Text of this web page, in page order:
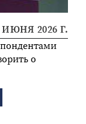
ИЮНЯ 2026 Г.
о